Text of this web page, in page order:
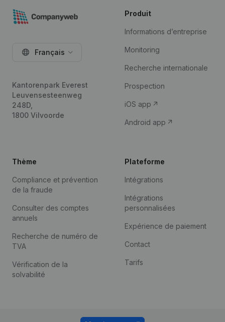
Français
Kantorenpark Everest
Leuvensesteenweg
248D,
1800 Vilvoorde
Produit
Informations d’entreprise
Monitoring
Recherche internationale
Prospection
iOS app
Android app
Thème
Compliance et prévention
de la fraude
Consulter des comptes
annuels
Recherche de numéro de
TVA
Vérification de la
solvabilité
Plateforme
Intégrations
Intégrations
personnalisées
Expérience de paiement
Contact
Tarifs